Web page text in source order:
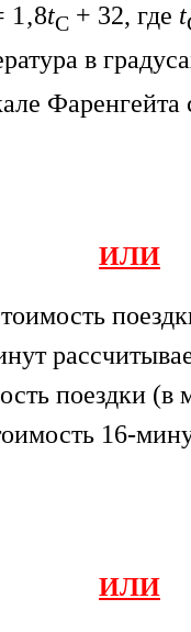
1‚8tС + 32, где t
в
Фаренгейта
ИЛИ
поездки (в
16-
ИЛИ